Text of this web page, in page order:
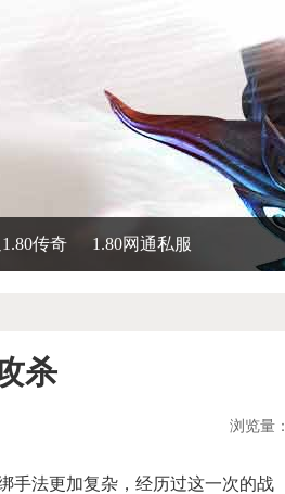
传奇 1.80网通私服
杀
浏览量：
手法更加复杂，经历过这一次的战